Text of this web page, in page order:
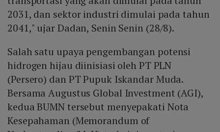
2031, dan sektor industri dimulai pada tahun
2041," ujar Dadan, Senin Senin (28/8).
Salah satu upaya pengembangan potensi
hidrogen hijau diinisiasi oleh PT PLN
(Persero) dan PT Pupuk Iskandar Muda.
Bersama Augustus Global Investment (AGI),
kedua BUMN tersebut menyepakati Nota
Kesepahaman (Memorandum of